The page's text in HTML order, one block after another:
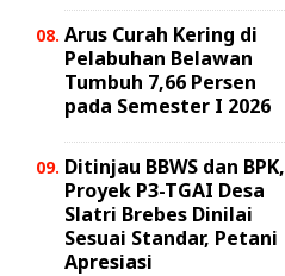
Arus Curah Kering di
Pelabuhan Belawan
Tumbuh 7,66 Persen
pada Semester I 2026
Ditinjau BBWS dan BPK,
Proyek P3-TGAI Desa
Slatri Brebes Dinilai
Sesuai Standar, Petani
Apresiasi